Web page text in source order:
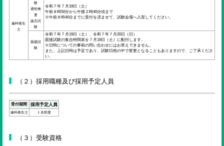
歯科衛生
士
験
適性検
査
論文試
験
令和７年７月19日（土）
午前８時50分から午後２時40分頃まで
※午前８時40分までに受付を済ませて、試験会場へ入室してください。
面接試
験
令和７年７月19日（土）、令和７年７月20日（日）
面接試験の集合時間表を７月19日（土）に配付します。
※日時についての事前の問い合わせにはお答えできません。
また、上記日時は予定であり、試験日程の中で変更となることもありますので、ご了承くださ
い。
（２）採用職種及び採用予定人員
受付期間 採用予定人員
歯科衛生士 １名程度
（３）受験資格